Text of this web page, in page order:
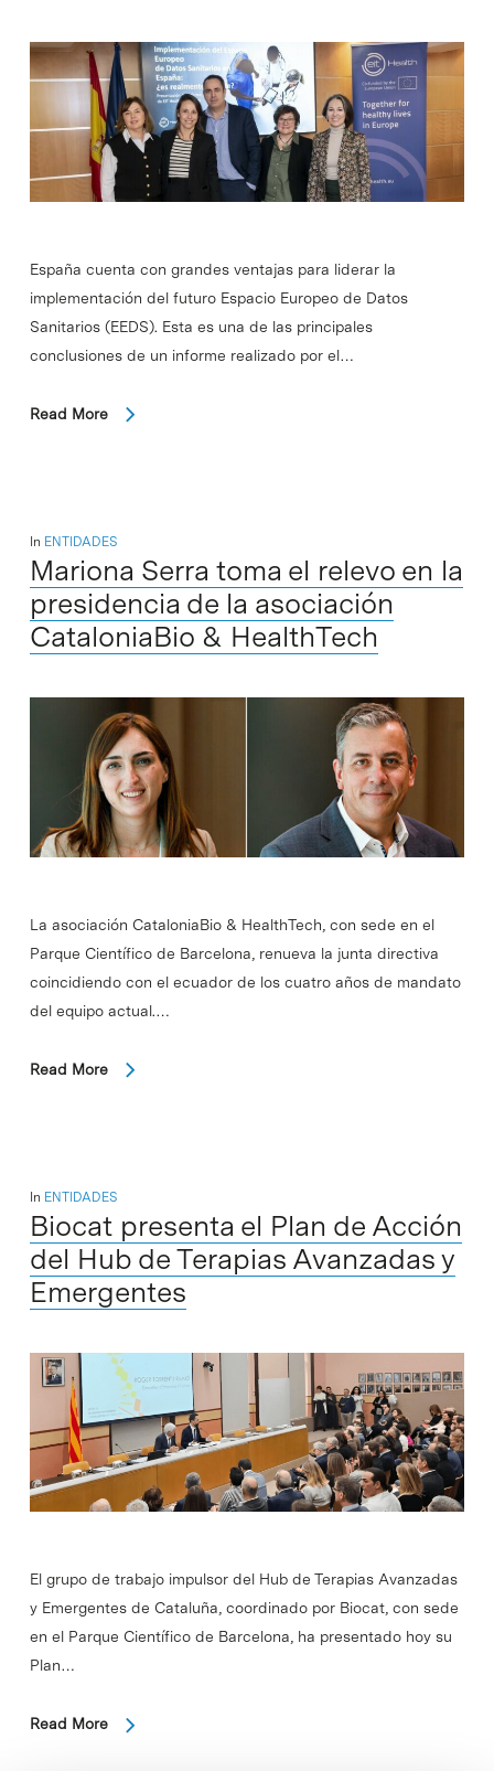
España cuenta con grandes ventajas para liderar la
implementación del futuro Espacio Europeo de Datos
Sanitarios (EEDS). Esta es una de las principales
conclusiones de un informe realizado por el…
Read More
In ENTIDADES
Mariona Serra toma el relevo en la
presidencia de la asociación
CataloniaBio & HealthTech
La asociación CataloniaBio & HealthTech, con sede en el
Parque Científico de Barcelona, renueva la junta directiva
coincidiendo con el ecuador de los cuatro años de mandato
del equipo actual.…
Read More
In ENTIDADES
Biocat presenta el Plan de Acción
del Hub de Terapias Avanzadas y
Emergentes
El grupo de trabajo impulsor del Hub de Terapias Avanzadas
y Emergentes de Cataluña, coordinado por Biocat, con sede
en el Parque Científico de Barcelona, ha presentado hoy su
Plan…
Read More